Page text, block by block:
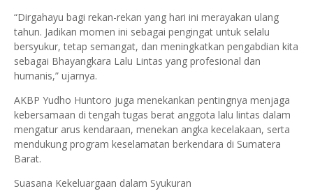
“Dirgahayu bagi rekan-rekan yang hari ini merayakan ulang
tahun. Jadikan momen ini sebagai pengingat untuk selalu
bersyukur, tetap semangat, dan meningkatkan pengabdian kita
sebagai Bhayangkara Lalu Lintas yang profesional dan
humanis,” ujarnya.
AKBP Yudho Huntoro juga menekankan pentingnya menjaga
kebersamaan di tengah tugas berat anggota lalu lintas dalam
mengatur arus kendaraan, menekan angka kecelakaan, serta
mendukung program keselamatan berkendara di Sumatera
Barat.
Suasana Kekeluargaan dalam Syukuran